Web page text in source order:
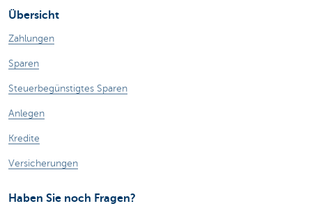
Übersicht
Zahlungen
Sparen
Steuerbegünstigtes Sparen
Anlegen
Kredite
Versicherungen
Haben Sie noch Fragen?